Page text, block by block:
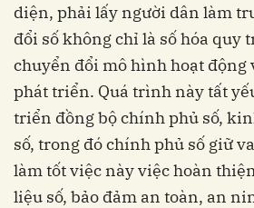
diện, phải lấy người dân làm
đổi số không chỉ là số hóa quy
chuyển đổi mô hình hoạt động
phát triển. Quá trình này tất
triển đồng bộ chính phủ số,
số, trong đó chính phủ số giữ
làm tốt việc này việc hoàn
liệu số, bảo đảm an toàn, an